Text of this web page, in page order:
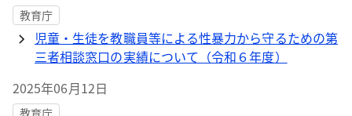
教育庁
児童・生徒を教職員等による性暴力から守るための第
三者相談窓口の実績について（令和６年度）
2025年06月12日
教育庁